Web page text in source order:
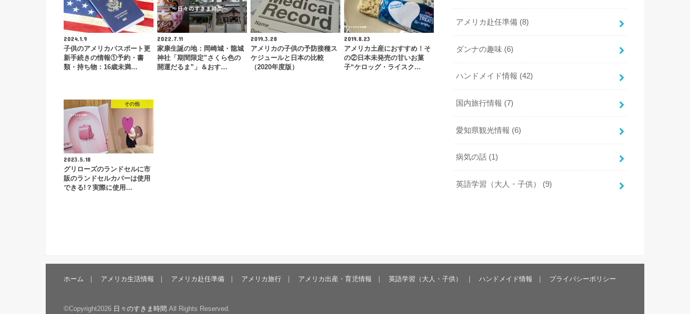
2024.1.9
子供のアメリカパスポート更
新手続きの情報①予約・書
類・持ち物：16歳未満…
2022.7.11
家康生誕の地：岡崎城・龍城
神社「期間限定”さくら色の
開運だるま”」＆おす…
2019.3.28
アメリカの子供の予防接種ス
ケジュールと日本の比較
（2020年度版）
2019.8.23
アメリカ土産におすすめ！そ
の②日本未発売の甘いお菓
子“ケロッグ・ライスク…
その他
2023.5.18
グリローズのランドセルに市
販のランドセルカバーは使用
できる!？実際に使用…
アメリカ赴任準備 (8)
ダンナの趣味 (6)
ハンドメイド情報 (42)
国内旅行情報 (7)
愛知県観光情報 (6)
病気の話 (1)
英語学習（大人・子供） (9)
ホーム アメリカ生活情報 アメリカ赴任準備 アメリカ旅行 アメリカ出産・育児情報 英語学習（大人・子供） ハンドメイド情報 プライバシーポリシー
©Copyright2026 日々のすきま時間 .All Rights Reserved.